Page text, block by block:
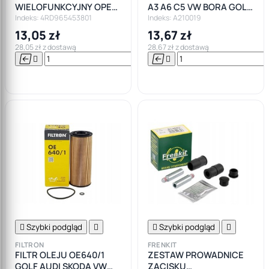
WIELOFUNKCYJNY OPEL
BMW SUBARU
MERCEDES
Indeks: 4RD965453801
13,05 zł
28,05 zł z dostawą
  

A3 A6 C5 VW BORA GOLF
IV LT POLO SEAT 1.9TDI
Indeks: A210019
13,67 zł
28,67 zł z dostawą
 
 Szybki podgląd 
FILTRON
FILTR OLEJU OE640/1
GOLF AUDI SKODA VW
 Szybki podgląd 
FRENKIT
ZESTAW PROWADNICE
ZACISKU